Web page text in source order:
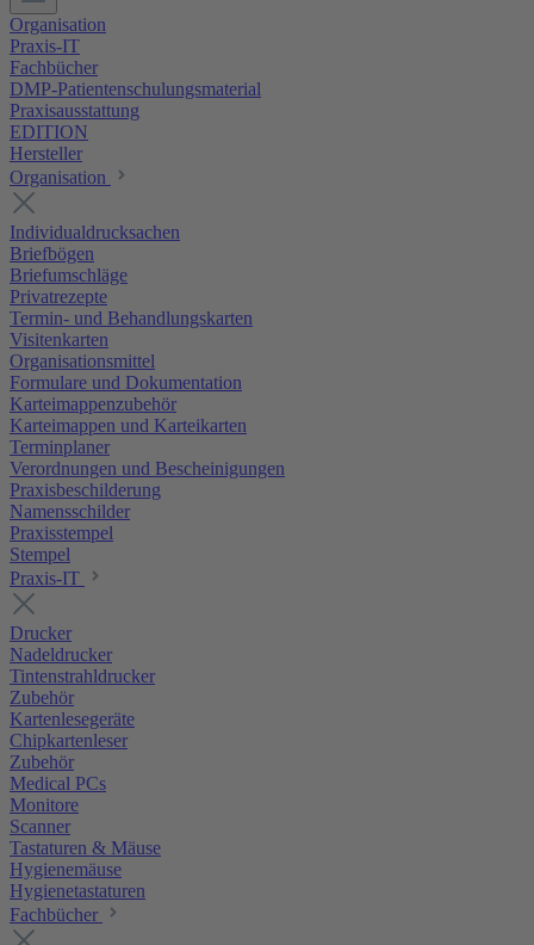
Organisation
Praxis-IT
Fachbücher
DMP-Patientenschulungsmaterial
Praxisausstattung
EDITION
Hersteller
Organisation
Individualdrucksachen
Briefbögen
Briefumschläge
Privatrezepte
Termin- und Behandlungskarten
Visitenkarten
Organisationsmittel
Formulare und Dokumentation
Karteimappenzubehör
Karteimappen und Karteikarten
Terminplaner
Verordnungen und Bescheinigungen
Praxisbeschilderung
Namensschilder
Praxisstempel
Stempel
Praxis-IT
Drucker
Nadeldrucker
Tintenstrahldrucker
Zubehör
Kartenlesegeräte
Chipkartenleser
Zubehör
Medical PCs
Monitore
Scanner
Tastaturen & Mäuse
Hygienemäuse
Hygienetastaturen
Fachbücher